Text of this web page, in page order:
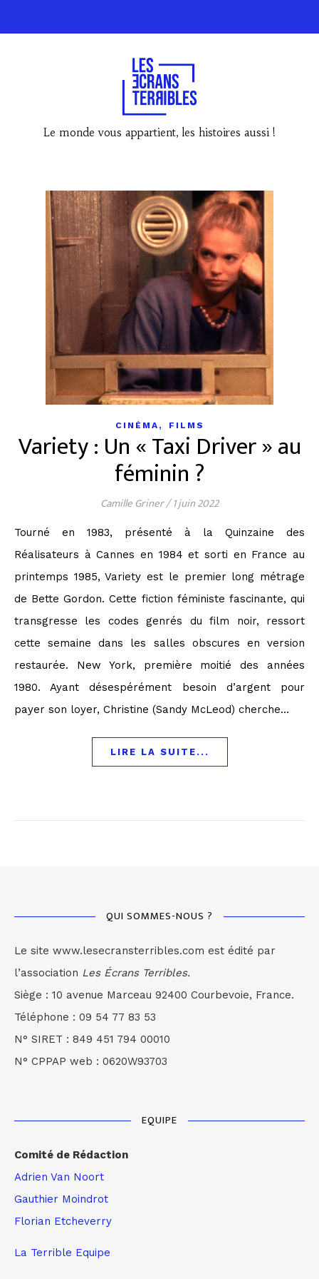
Le monde vous appartient, les histoires aussi !
CINÉMA , FILMS
Variety : Un « Taxi Driver » au
féminin ?
Camille Griner/ 1 juin 2022
Tourné en 1983, présenté à la Quinzaine des
Réalisateurs à Cannes en 1984 et sorti en France au
printemps 1985, Variety est le premier long métrage
de Bette Gordon. Cette fiction féministe fascinante, qui
transgresse les codes genrés du film noir, ressort
cette semaine dans les salles obscures en version
restaurée. New York, première moitié des années
1980. Ayant désespérément besoin d’argent pour
payer son loyer, Christine (Sandy McLeod) cherche…
LIRE LA SUITE...
QUI SOMMES-NOUS ?
Le site www.lesecransterribles.com est édité par
l’association Les Écrans Terribles.
Siège : 10 avenue Marceau 92400 Courbevoie, France.
Téléphone : 09 54 77 83 53
N° SIRET : 849 451 794 00010
N° CPPAP web : 0620W93703
EQUIPE
Comité de Rédaction
Adrien Van Noort
Gauthier Moindrot
Florian Etcheverry
La Terrible Equipe